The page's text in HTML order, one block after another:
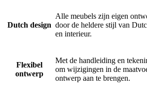
Dutch design
Alle meubels zijn eigen
door de heldere stijl van
en interieur.
Flexibel
ontwerp
Met de handleiding en
om wijzigingen in de
ontwerp aan te brengen.